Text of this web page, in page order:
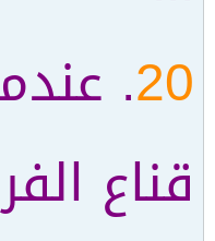
20
.
قناع